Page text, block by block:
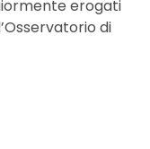
erogati
di